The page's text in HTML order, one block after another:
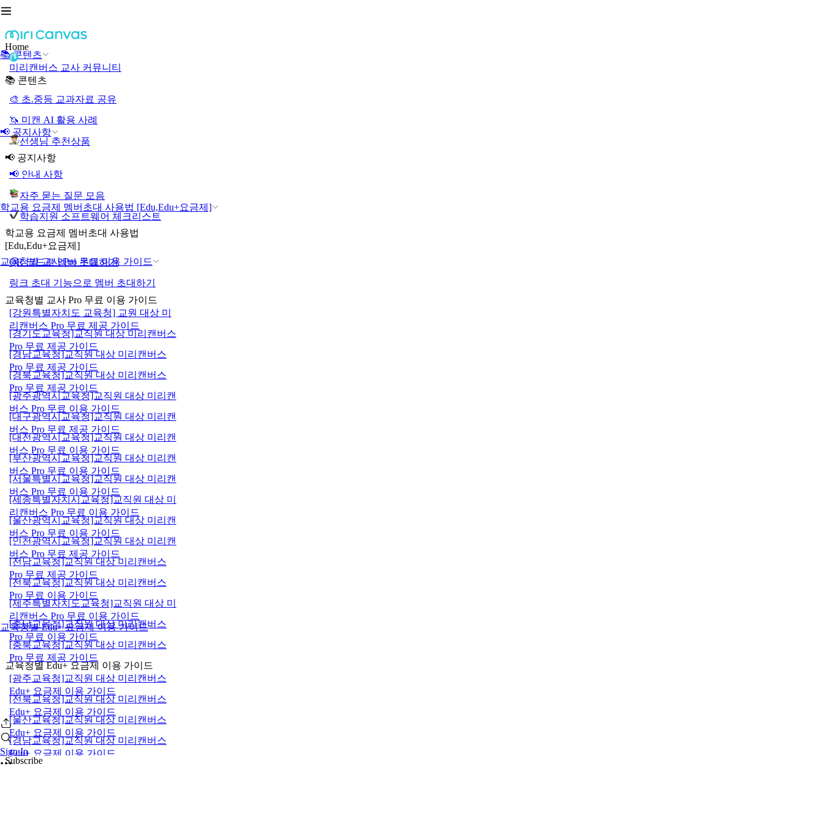
📚 콘텐츠
📢 공지사항
학교용 요금제 멤버초대 사용법 [Edu,Edu+요금제]
교육청별 교사 Pro 무료 이용 가이드
교육청별 Edu+ 요금제 이용 가이드
Sign In
Home
미리캔버스 교사 커뮤니티
📚 콘텐츠
🎨 초.중등 교과자료 공유
🦄 미캔 AI 활용 사례
선생님 추천상품
📢 공지사항
📢 안내 사항
자주 묻는 질문 모음
학습지원 소프트웨어 체크리스트
학교용 요금제 멤버초대 사용법
[Edu,Edu+요금제]
QR 코드로 멤버 초대하기
링크 초대 기능으로 멤버 초대하기
교육청별 교사 Pro 무료 이용 가이드
[강원특별자치도 교육청] 교원 대상 미
리캔버스 Pro 무료 제공 가이드
[경기도교육청]교직원 대상 미리캔버스
Pro 무료 제공 가이드
[경남교육청]교직원 대상 미리캔버스
Pro 무료 제공 가이드
[경북교육청]교직원 대상 미리캔버스
Pro 무료 제공 가이드
[광주광역시교육청]교직원 대상 미리캔
버스 Pro 무료 이용 가이드
[대구광역시교육청]교직원 대상 미리캔
버스 Pro 무료 제공 가이드
[대전광역시교육청]교직원 대상 미리캔
버스 Pro 무료 이용 가이드
[부산광역시교육청]교직원 대상 미리캔
버스 Pro 무료 이용 가이드
[서울특별시교육청]교직원 대상 미리캔
버스 Pro 무료 이용 가이드
[세종특별자치시교육청]교직원 대상 미
리캔버스 Pro 무료 이용 가이드
[울산광역시교육청]교직원 대상 미리캔
버스 Pro 무료 이용 가이드
[인천광역시교육청]교직원 대상 미리캔
버스 Pro 무료 제공 가이드
[전남교육청]교직원 대상 미리캔버스
Pro 무료 제공 가이드
[전북교육청]교직원 대상 미리캔버스
Pro 무료 이용 가이드
[제주특별자치도교육청]교직원 대상 미
리캔버스 Pro 무료 이용 가이드
[충남교육청]교직원 대상 미리캔버스
Pro 무료 이용 가이드
[충북교육청]교직원 대상 미리캔버스
Pro 무료 제공 가이드
교육청별 Edu+ 요금제 이용 가이드
[광주교육청]교직원 대상 미리캔버스
Edu+ 요금제 이용 가이드
[전북교육청]교직원 대상 미리캔버스
Edu+ 요금제 이용 가이드
[울산교육청]교직원 대상 미리캔버스
Edu+ 요금제 이용 가이드
[경남교육청]교직원 대상 미리캔버스
Edu+ 요금제 이용 가이드
Subscribe